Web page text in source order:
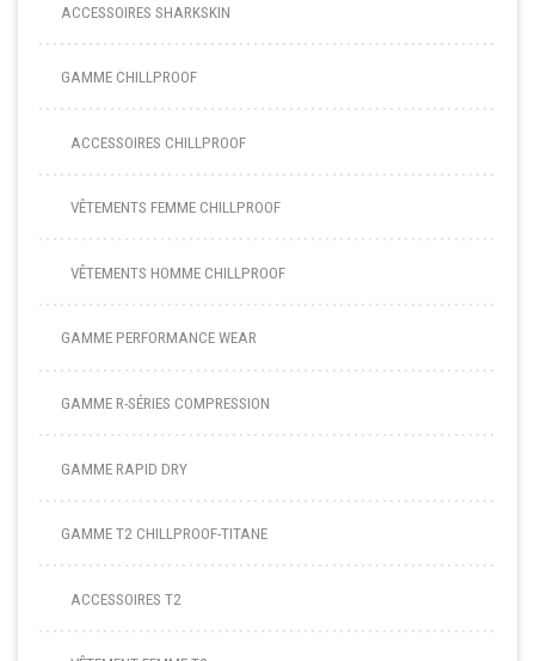
ACCESSOIRES SHARKSKIN
GAMME CHILLPROOF
ACCESSOIRES CHILLPROOF
VÊTEMENTS FEMME CHILLPROOF
VÊTEMENTS HOMME CHILLPROOF
GAMME PERFORMANCE WEAR
GAMME R-SÉRIES COMPRESSION
GAMME RAPID DRY
GAMME T2 CHILLPROOF-TITANE
ACCESSOIRES T2